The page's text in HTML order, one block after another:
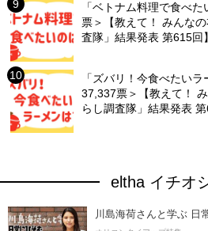
「ベトナム料理で食べ
票＞【教えて！ みんな
査隊」結果発表 第615回】
「ズバリ！今食べたい
37,337票＞【教えて！
らし調査隊」結果発表 第
eltha イチオ
川島海荷さんと学ぶ 日